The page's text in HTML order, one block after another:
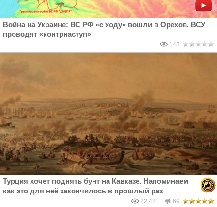
Война на Украине: ВС РФ «с ходу» вошли в Орехов. ВСУ
проводят «контрнаступ»
143
Турция хочет поднять бунт на Кавказе. Напоминаем
как это для неё закончилось в прошлый раз
22 421 69